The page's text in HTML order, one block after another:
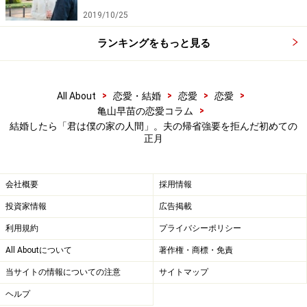
夫が道端にゴミを捨てていたり、近所の人への挨拶がき
ちんとできていないとわかったり。娘をひとりにしない
というのが我が家の鉄則だったので、夫婦で散歩なんて
秋以降、夫は普通に出社するようになった。そして今回
は実家に帰るとは言わないだろうと思っていたら、「考
「私は万が一のことを考えて両親にもほとんど会ってい
ないんですけどね。夫にもリモートで話をすればいいと
言ったんですが、帰るの一点張り。私は行かない、娘も
行かせないとはっきり言いました。行くならひとりで行
ってほしい、と」
2019/10/25
ランキングをもっと見る
All About > 恋愛・結婚 > 恋愛 > 恋愛
>
亀山早苗の恋愛コラム
>
結婚したら「君は僕の家の人間」。夫の帰省強要を拒んだ初めての
正月
会社概要 採用情報
投資家情報 広告掲載
利用規約 プライバシーポリシー
All Aboutについて 著作権・商標・免責
当サイトの情報についての注意 サイトマップ
ヘルプ